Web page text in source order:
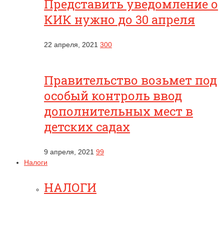
Представить уведомление о
КИК нужно до 30 апреля
22 апреля, 2021 300
Правительство возьмет под
особый контроль ввод
дополнительных мест в
детских садах
9 апреля, 2021 99
Налоги
НАЛОГИ